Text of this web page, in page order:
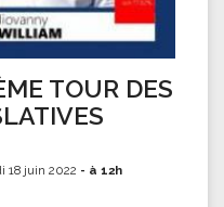
TOUR DES
18 juin 2022 - à 12h